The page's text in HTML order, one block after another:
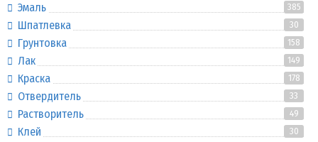
Эмаль 385
Шпатлевка 30
Грунтовка 158
Лак 149
Краска 178
Отвердитель 33
Растворитель 49
Клей 30